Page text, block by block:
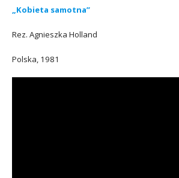
„Kobieta samotna”
Rez. Agnieszka Holland
Polska, 1981